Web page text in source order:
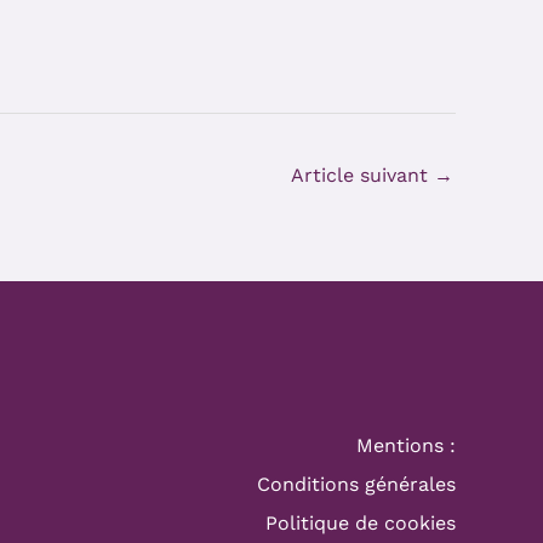
Article suivant →
Mentions :
Conditions générales
Politique de cookies